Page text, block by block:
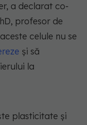
a declarat co-
profesor de
celule nu se
și să
la
plasticitate și